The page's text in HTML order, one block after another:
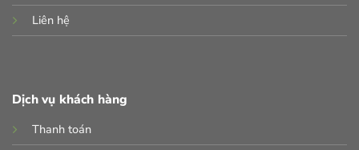
Liên hệ
Dịch vụ khách hàng
Thanh toán